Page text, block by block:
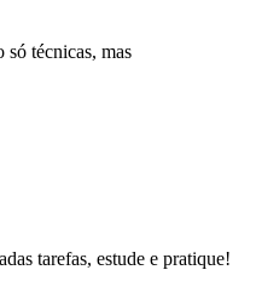
só técnicas, mas
tarefas, estude e pratique!